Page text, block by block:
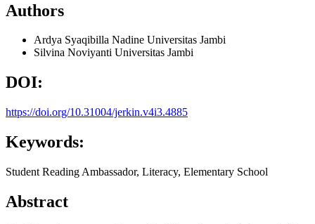
Authors
Ardya Syaqibilla Nadine Universitas Jambi
Silvina Noviyanti Universitas Jambi
DOI:
https://doi.org/10.31004/jerkin.v4i3.4885
Keywords:
Student Reading Ambassador, Literacy, Elementary School
Abstract